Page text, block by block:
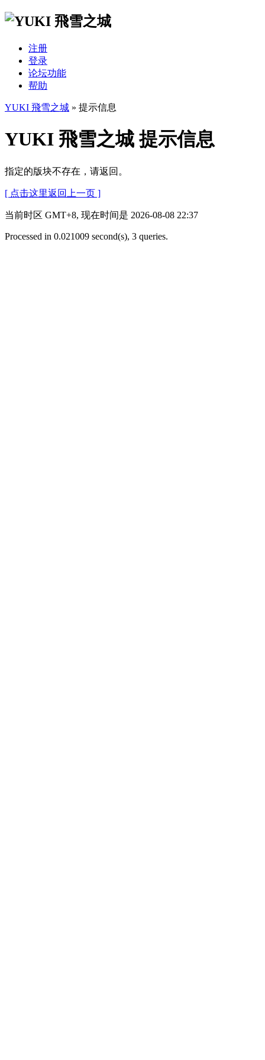
注册
登录
论坛功能
帮助
YUKI 飛雪之城 » 提示信息
YUKI 飛雪之城 提示信息
指定的版块不存在，请返回。
[ 点击这里返回上一页 ]
当前时区 GMT+8, 现在时间是 2026-08-08 22:37
Processed in 0.021009 second(s), 3 queries.